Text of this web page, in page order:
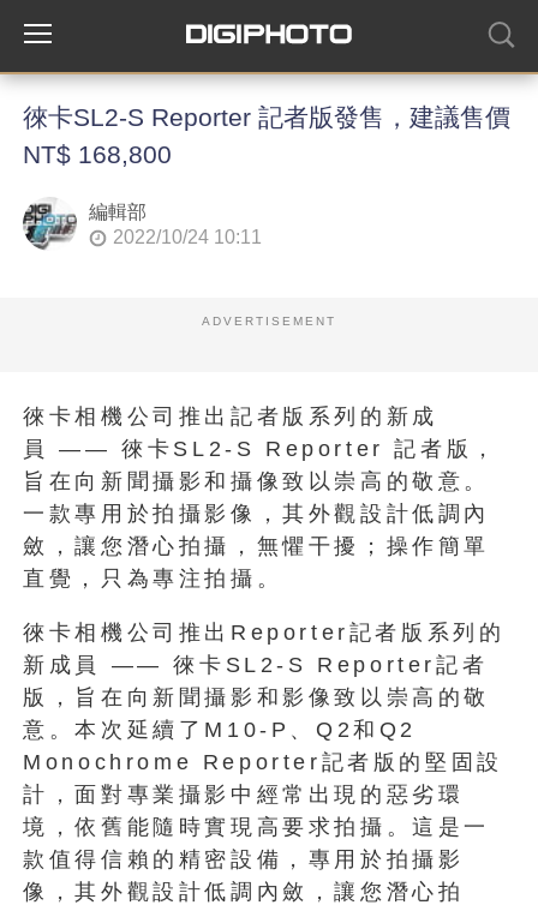
徠卡SL2-S Reporter 記者版發售，建議售價
NT$ 168,800
編輯部
2022/10/24 10:11
ADVERTISEMENT
徠卡相機公司推出記者版系列的新成
員 —— 徠卡SL2-S Reporter 記者版，
旨在向新聞攝影和攝像致以崇高的敬意。
一款專用於拍攝影像，其外觀設計低調內
斂，讓您潛心拍攝，無懼干擾；操作簡單
直覺，只為專注拍攝。
徠卡相機公司推出Report er記者版系列的
新成員 —— 徠卡SL2-S Reporter記者
版，旨在向新聞攝影和影像致以崇高的敬
意。本次延續了M10-P、Q2和Q2
Monochrome Reporter記者版的堅固設
計，面對專業攝影中經常出現的惡劣環
境，依舊能隨時實現高要求拍攝。這是一
款值得信賴的精密設備，專用於拍攝影
像，其外觀設計低調內 斂，讓您潛心拍